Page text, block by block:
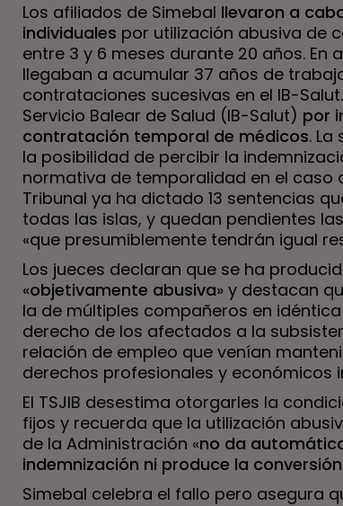
Los afiliados de Simebal llevaron a
individuales por utilización abusiva de
entre 3 y 6 meses durante 20 años. En
llegaban a acumular 37 años de
contrataciones sucesivas en el IB-
Servicio Balear de Salud (IB-Salut) por
contratación temporal de médicos.
la posibilidad de percibir la
normativa de temporalidad en el caso
Tribunal ya ha dictado 13 sentencias
todas las islas, y quedan pendientes
«que presumiblemente tendrán igual
Los jueces declaran que se ha
«objetivamente abusiva» y destacan
la de múltiples compañeros en
derecho de los afectados a la
relación de empleo que venían
derechos profesionales y económicos
El TSJIB desestima otorgarles la
fijos y recuerda que la utilización
de la Administración «no da
indemnización ni produce la
Simebal celebra el fallo pero asegura